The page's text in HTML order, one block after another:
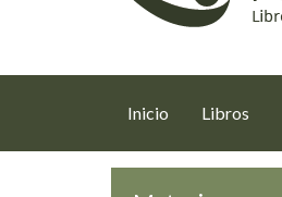
Inicio (current)
Libros